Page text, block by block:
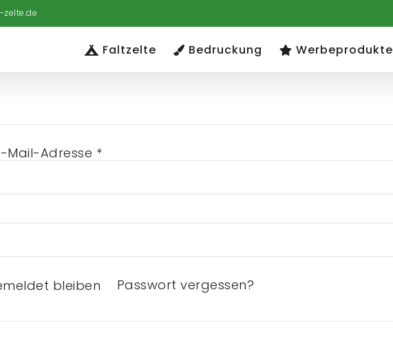
Faltzelte Bedruckung Werbeprodukte
Mail-Adresse *Erforderlich
bleiben Passwort vergessen?